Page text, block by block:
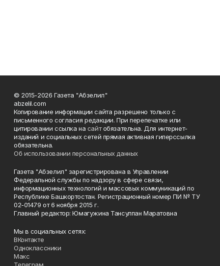
© 2015-2026 Газета "Абзелил"
abzelil.com
Копирование информации сайта разрешено только с
письменного согласия редакции. При перепечатке или
цитировании ссылка на сайтобязательна. Для интернет-
изданий и социальных сетей прямая активная гиперссылка
обязательна.
Об использовании персональных данных
Газета "Абзелил" зарегистрирована в Управлении
Федеральной службы по надзору в сфере связи,
информационных технологий и массовых коммуникаций по
Республике Башкортостан. Регистрационный номер ПИ № ТУ
02-01479 от 6 ноября 2015 г.
Главный редактор: Юмагужина Тансулпан Маратовна
Мы в социальных сетях:
ВКонтакте
Одноклассники
Макс